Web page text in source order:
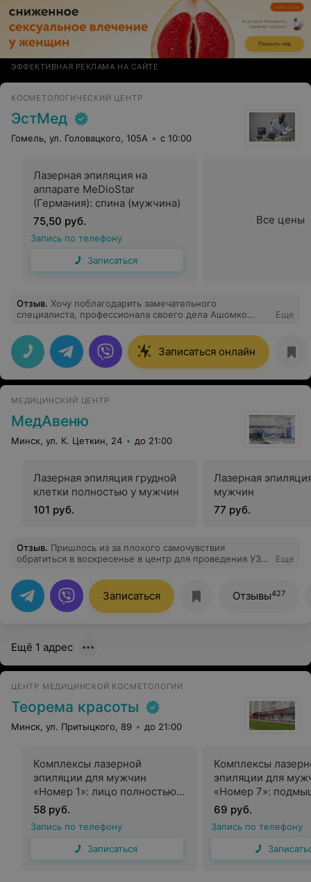
ЭФФЕКТИВНАЯ РЕКЛАМА НА САЙТЕ
КОСМЕТОЛОГИЧЕСКИЙ ЦЕНТР
ЭстМед
Гомель, ул. Головацкого, 105А с 10:00
Лазерная эпиляция на
аппарате MeDioStar
(Германия): спина (мужчина)
75,50 руб.
Запись по телефону
Записаться
Все цены
Отзыв. Хочу поблагодарить замечательного
специалиста, профессионала своего дела Ашомко
проему, назначил грамотное лечение, которое мне
помогло и ответил на все мои вопросы. Однозначно
рекомендую его как одного из лучших дерматологов!
Еще
Записаться онлайн
МЕДИЦИНСКИЙ ЦЕНТР
МедАвеню
Минск, ул. К. Цеткин, 24 до 21:00
Лазерная эпиляция грудной
клетки полностью у мужчин
101 руб.
Лазерная
мужчин
77 руб.
Отзыв. Пришлось из за плохого самочувствия
обратиться в воскресенье в центр для проведения УЗИ
медицинском центре Мед Авеню. Я благодарна, что
попала случайно к врачу диагносту Курицкой Татьяне
Тимофеевне. Она оказалась профессионалом своего
дела, очень внимательным и чутким человеком. Так
пациента, вызвала скорую, так как показания были
рабочий день закончился, пока меня не повезли в
больницу, очень переживала, к сожалению, в
настоящее время редко встретишь такое сострадание
и сочувствие к пациентам. Довольна ,что попала к ней,
буду рекомендовать всем своим родным и друзьям.
Спасибо, Татьяна Тимофеевна, за Ваше отношение и к
Еще
Записаться Отзывы427
Ещё 1 адрес
ЦЕНТР МЕДИЦИНСКОЙ КОСМЕТОЛОГИИ
Теорема красоты
Минск, ул. Притыцкого, 89 до 21:00
Комплексы лазерной
эпиляции для мужчин
«Номер 1»: лицо полностью,
передняя поверхность шеи
58 руб.
Запись по телефону
Записаться
Комплексы
эпиляции для
«Номер 7»:
впадины +
69 руб.
Запись по телефону